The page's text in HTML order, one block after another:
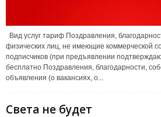
Вид услуг тариф Поздравления,
физических лиц, не имеющие коммерческой
подписчиков (при предъявлении
бесплатно Поздравления, благодарности,
объявления (о вакансиях, о...
Света не будет